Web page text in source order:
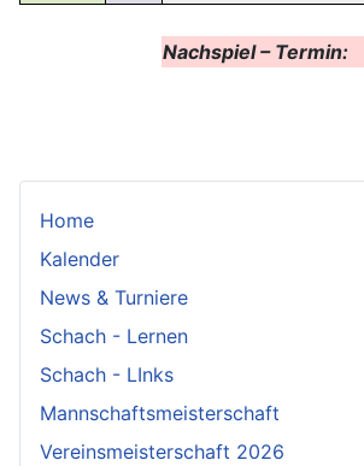
Nachspiel – Termin:
Home
Kalender
News & Turniere
Schach - Lernen
Schach - LInks
Mannschaftsmeisterschaft
Vereinsmeisterschaft 2026